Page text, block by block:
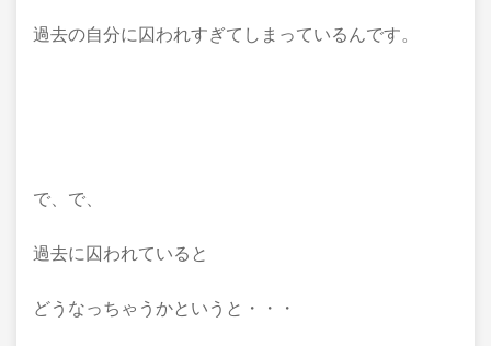
過去の自分に囚われすぎてしまっているんです。
で、で、
過去に囚われていると
どうなっちゃうかというと・・・